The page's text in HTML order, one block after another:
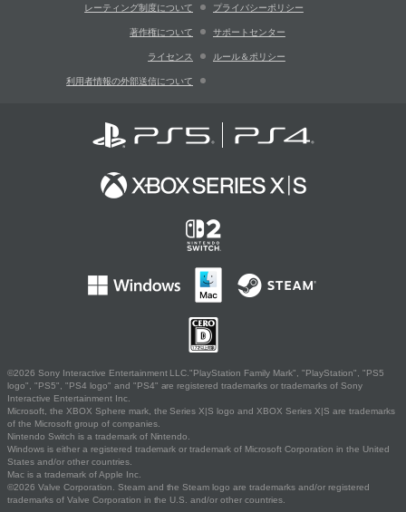
レーティング制度について プライバシーポリシー
著作権について サポートセンター
ライセンス ルール＆ポリシー
利用者情報の外部送信について
©2026 Sony Interactive Entertainment LLC."PlayStation Family Mark", "PlayStation", "PS5
logo", "PS5", "PS4 logo" and "PS4" are registered trademarks or trademarks of Sony
Interactive Entertainment Inc.
Microsoft, the XBOX Sphere mark, the Series X|S logo and XBOX Series X|S are trademarks
of the Microsoft group of companies.
Nintendo Switch is a trademark of Nintendo.
Windows is either a registered trademark or trademark of Microsoft Corporation in the United
States and/or other countries.
Mac is a trademark of Apple Inc.
©2026 Valve Corporation. Steam and the Steam logo are trademarks and/or registered
trademarks of Valve Corporation in the U.S. and/or other countries.